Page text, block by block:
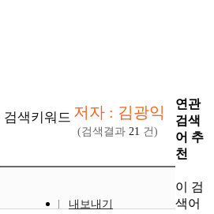
검색키워드 저자 : 김광익
(검색결과 21 건)
내보내기
연관
검색
어 추
천
이 검
색어